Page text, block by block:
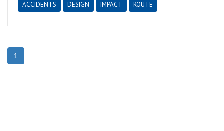
ACCIDENTS
DESIGN IMPACT ROUTE
1